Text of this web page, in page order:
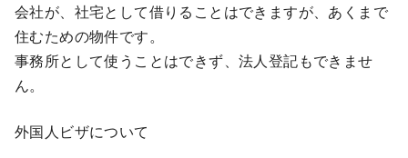
会社が、社宅として借りることはできますが、あくまで
住むための物件です。
事務所として使うことはできず、法人登記もできませ
ん。
外国人ビザについて